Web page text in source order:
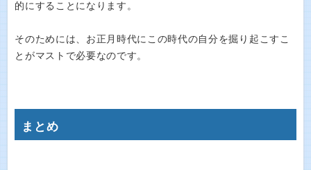
的にすることになります。
そのためには、お正月時代にこの時代の自分を掘り起こすこ
とがマストで必要なのです。
まとめ